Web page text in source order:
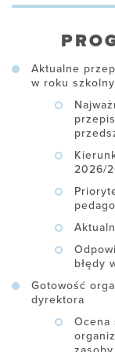
Aktualne
w roku
2026/
błędy
Gotowość
dyrektora
Ocena